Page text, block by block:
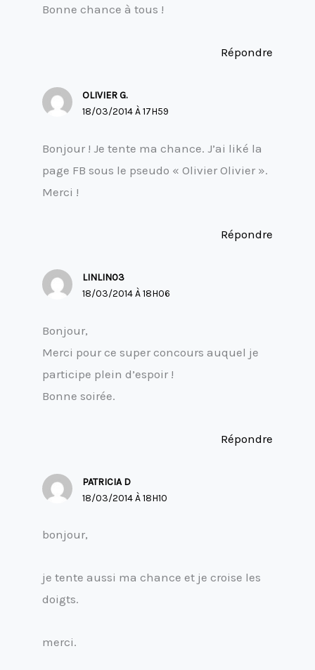
Bonne chance à tous !
Répondre
OLIVIER G.
18/03/2014 À 17H59
Bonjour ! Je tente ma chance. J’ai liké la
page FB sous le pseudo « Olivier Olivier ».
Merci !
Répondre
LINLIN03
18/03/2014 À 18H06
Bonjour,
Merci pour ce super concours auquel je
participe plein d’espoir !
Bonne soirée.
Répondre
PATRICIA D
18/03/2014 À 18H10
bonjour,
je tente aussi ma chance et je croise les
doigts.
merci.